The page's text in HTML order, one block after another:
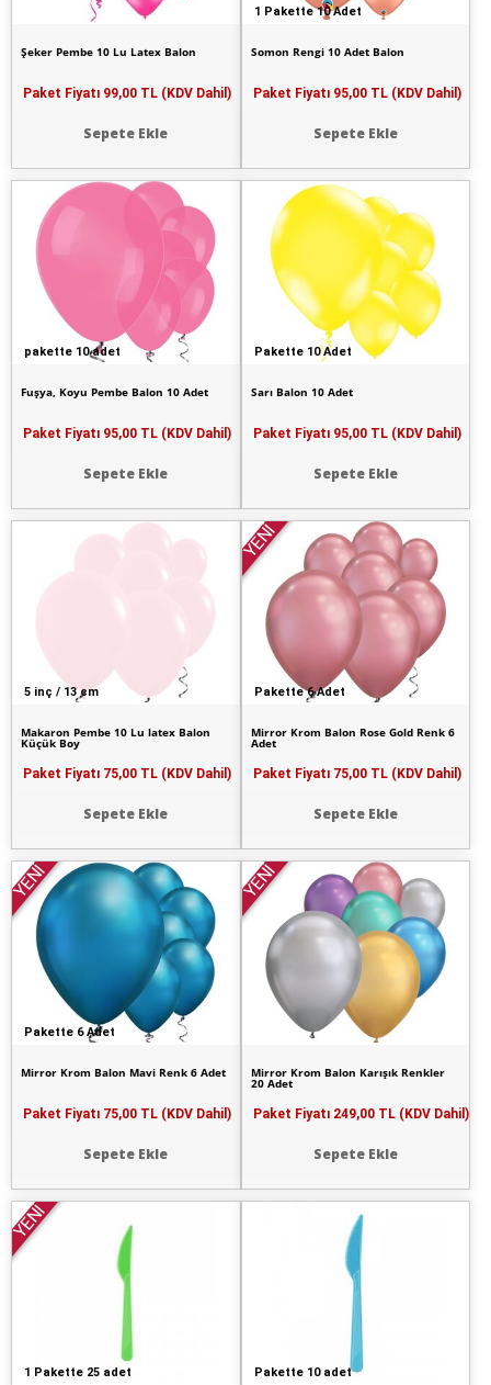
Şeker Pembe 10 Lu Latex Balon
Paket Fiyatı 99,00 TL (KDV Dahil)
Sepete Ekle
1 Pakette 10 Adet
Somon Rengi 10 Adet Balon
Paket Fiyatı 95,00 TL (KDV Dahil)
Sepete Ekle
pakette 10 adet
Fuşya, Koyu Pembe Balon 10 Adet
Paket Fiyatı 95,00 TL (KDV Dahil)
Sepete Ekle
Pakette 10 Adet
Sarı Balon 10 Adet
Paket Fiyatı 95,00 TL (KDV Dahil)
Sepete Ekle
5 inç / 13 cm
Makaron Pembe 10 Lu latex Balon
Küçük Boy
Paket Fiyatı 75,00 TL (KDV Dahil)
Sepete Ekle
Pakette 6 Adet
YENİ
Mirror Krom Balon Rose Gold Renk 6
Adet
Paket Fiyatı 75,00 TL (KDV Dahil)
Sepete Ekle
Pakette 6 Adet
YENİ
Mirror Krom Balon Mavi Renk 6 Adet
Paket Fiyatı 75,00 TL (KDV Dahil)
Sepete Ekle
YENİ
Mirror Krom Balon Karışık Renkler
20 Adet
Paket Fiyatı 249,00 TL (KDV Dahil)
Sepete Ekle
1 Pakette 25 adet
YENİ
Pakette 10 adet